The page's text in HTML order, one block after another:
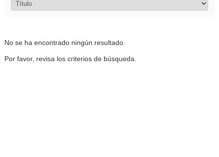
No se ha encontrado ningún resultado.
Por favor, revisa los criterios de búsqueda.